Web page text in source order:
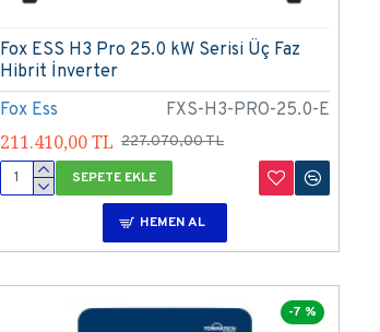
Fox Ess FXS-H3-PRO-25.0-E
Fox ESS H3 Pro 25.0 kW Serisi Üç Faz
Hibrit İnverter
211.410,00 TL 227.070,00 TL
SEPETE EKLE
HEMEN AL
-7 %